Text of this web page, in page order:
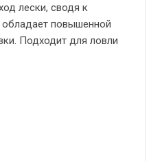
лески, сводя к
обладает повышенной
Подходит для ловли